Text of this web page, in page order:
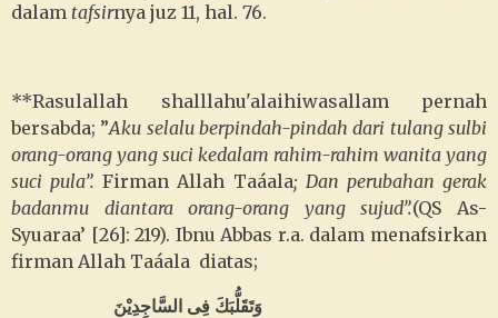
dalam tafsirnya juz 11, hal. 76.
**Rasulallah shalllahu'alaihiwasallam pernah
bersabda; ”Aku selalu berpindah-pindah dari tulang sulbi
orang-orang yang suci kedalam rahim-rahim wanita yang
suci pula”.Firman Allah Taáala; Dan perubahan gerak
badanmu diantara orang-orang yang sujud”.(QS As-
Syuaraa’ [26]: 219). Ibnu Abbas r.a. dalam menafsirkan
firman Allah Taáala diatas;
وَتَقَلُّبَكَ فِى السَّاجِدِيْنَ